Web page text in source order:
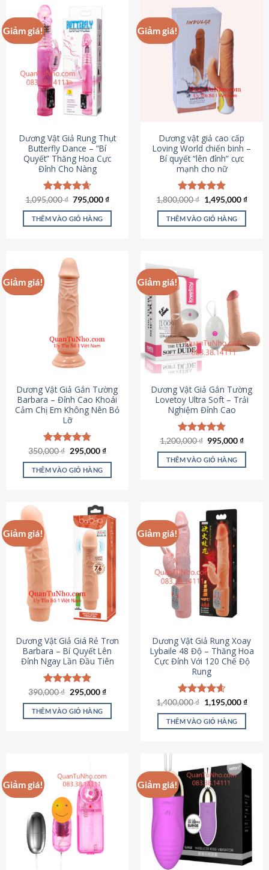
Giảm giá!
Dương Vật Giả Rung Thụt
Butterfly Dance – “Bí
Quyết” Thăng Hoa Cực
Đỉnh Cho Nàng
Được xếp
hạng4.65
5 sao
1,095,000₫ Giá
là:
1,095,000 ₫.
795,000₫Giá
tại
THÊM VÀO GIỎ HÀNG
Giảm giá!
Dương vật giả cao cấp
Loving World chiến binh –
Bí quyết “lên đỉnh” cực
mạnh cho nữ
Được xếp
hạng4.89
5 sao
1,800,000₫ Giá
gốc
là:
1,800,000 ₫.
1,495,000₫Giá
THÊM VÀO GIỎ HÀNG
Giảm giá!
Dương Vật Giả Gắn Tường
Barbara – Đỉnh Cao Khoái
Cảm Chị Em Không Nên Bỏ
Lỡ
Được xếp
hạng4.79
5 sao
350,000₫ Giá
là:
350,000 ₫.
295,000₫Giá
tại
THÊM VÀO GIỎ HÀNG
Giảm giá!
Dương Vật Giả Gắn Tường
Lovetoy Ultra Soft – Trải
Nghiệm Đỉnh Cao
Được xếp
hạng4.82
5 sao
1,200,000₫ Giá
là:
1,200,000 ₫.
995,000₫Giá
tại
THÊM VÀO GIỎ HÀNG
Giảm giá!
Dương Vật Giả Giá Rẻ Trơn
Barbara – Bí Quyết Lên
Đỉnh Ngay Lần Đầu Tiên
Được xếp
hạng4.90
5 sao
390,000₫ Giá
là:
390,000 ₫.
295,000₫Giá
tại
THÊM VÀO GIỎ HÀNG
Giảm giá!
Dương Vật Giả Rung Xoay
Lybaile 48 Độ – Thăng Hoa
Cực Đỉnh Với 120 Chế Độ
Rung
Được xếp
hạng4.62
5 sao
1,400,000₫ Giá
gốc
là:
1,400,000 ₫.
1,195,000₫Giá
THÊM VÀO GIỎ HÀNG
Giảm giá! Giảm giá!